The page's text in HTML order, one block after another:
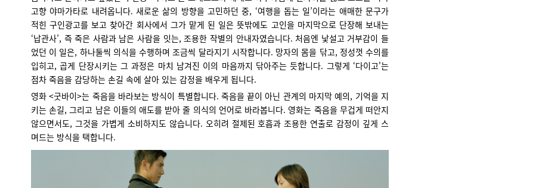
고향 야마가타로 내려옵니다. 새로운 삶의 방향을 고민하던 중, ‘여행을 돕는 일’이라는 애매한 문구가
적힌 구인광고를 보고 찾아간 회사에서 그가 맡게 된 일은 뜻밖에도 고인을 마지막으로 단장해 보내는
‘납관사’, 즉 죽은 사람과 남은 사람을 잇는, 조용한 작별의 안내자였습니다. 처음엔 낯설고 거부감이 들
었던 이 일은, 하나둘씩 의식을 수행하며 조금씩 달라지기 시작합니다. 망자의 몸을 닦고, 정성껏 수의를
입히고, 곱게 단장시키는 그 과정은 마치 남겨진 이의 마음까지 닦아주는 듯합니다. 그렇게 ‘다이고'는
점차 죽음을 감당하는 손길 속에 살아 있는 감정을 배우게 됩니다.
영화 <굿바이>는 죽음을 바라보는 방식이 특별합니다. 죽음을 끝이 아닌 관계의 마지막 예의, 기억을 지
키는 손길, 그리고 남은 이들의 애도를 받아 줄 의식의 언어로 바라봅니다. 영화는 죽음을 무겁게 떠안지
않으면서도, 그것을 가볍게 소비하지도 않습니다. 오히려 절제된 호흡과 조용한 연출로 감정이 깊게 스
며드는 방식을 택합니다.